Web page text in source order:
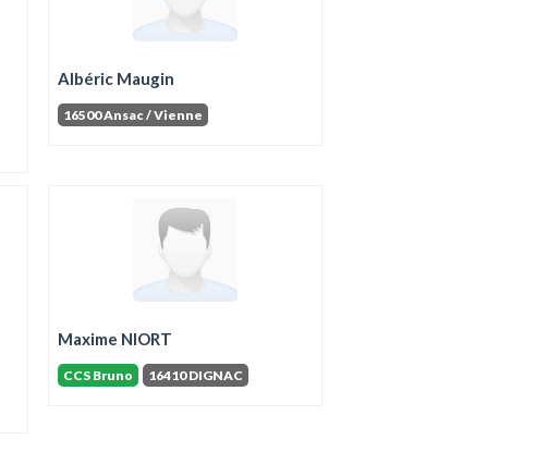
Albéric Maugin
16500 Ansac / Vienne
Maxime NIORT
CCS Bruno 16410 DIGNAC